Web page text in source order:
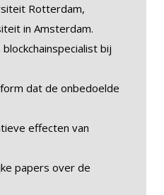
Rotterdam,
in Amsterdam.
bij
dat de onbedoelde
effecten van
papers over de